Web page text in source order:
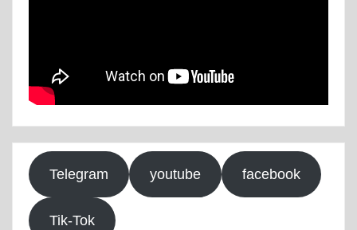
Telegram youtube facebook
Tik-Tok